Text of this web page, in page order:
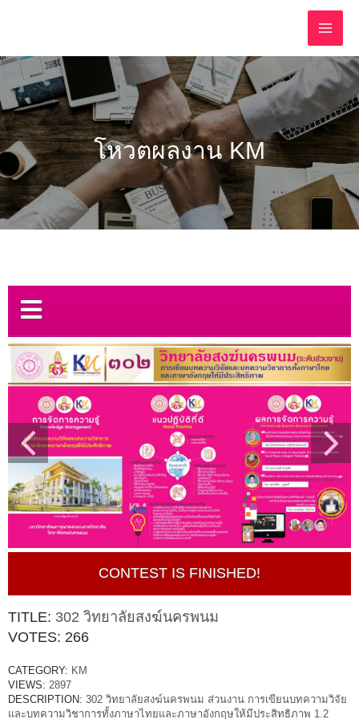
โหวตผลงาน KM
CONTEST IS FINISHED!
TITLE: 302 วิทยาลัยสงฆ์นครพนม
VOTES: 266
CATEGORY: KM
VIEWS: 2897
DESCRIPTION: 302 วิทยาลัยสงฆ์นครพนม ส่วนงาน การเขียนบทความวิจัย
และบทความวิชาการทั้งภาษาไทยและภาษาอังกฤษให้มีประสิทธิภาพ 1.2